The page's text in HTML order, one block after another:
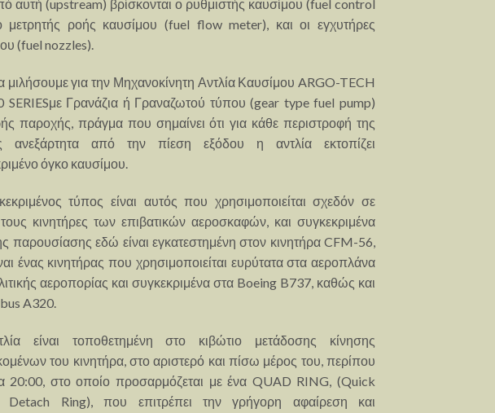
αυτή (upstream) βρίσκονται ο ρυθμιστής καυσίμου (fuel control
μετρητής ροής καυσίμου (fuel flow meter), και οι εγχυτήρες
(fuel nozzles).
για την Μηχανοκίνητη Αντλία Καυσίμου ARGO-TECH
SERIESμε Γρανάζια ή Γραναζωτού τύπου (gear type fuel pump)
παροχής, πράγμα που σημαίνει ότι για κάθε περιστροφή της
ανεξάρτητα από την πίεση εξόδου η αντλία εκτοπίζει
όγκο καυσίμου.
τύπος είναι αυτός που χρησιμοποιείται σχεδόν σε
κινητήρες των επιβατικών αεροσκαφών, και συγκεκριμένα
παρουσίασης εδώ είναι εγκατεστημένη στον κινητήρα CFM-56,
ένας κινητήρας που χρησιμοποιείται ευρύτατα στα αεροπλάνα
αεροπορίας και συγκεκριμένα στα Boeing B737, καθώς και
A320.
είναι τοποθετημένη στο κιβώτιο μετάδοσης κίνησης
του κινητήρα, στο αριστερό και πίσω μέρος του, περίπου
20:00, στο οποίο προσαρμόζεται με ένα QUAD RING, (Quick
Detach Ring), που επιτρέπει την γρήγορη αφαίρεση και